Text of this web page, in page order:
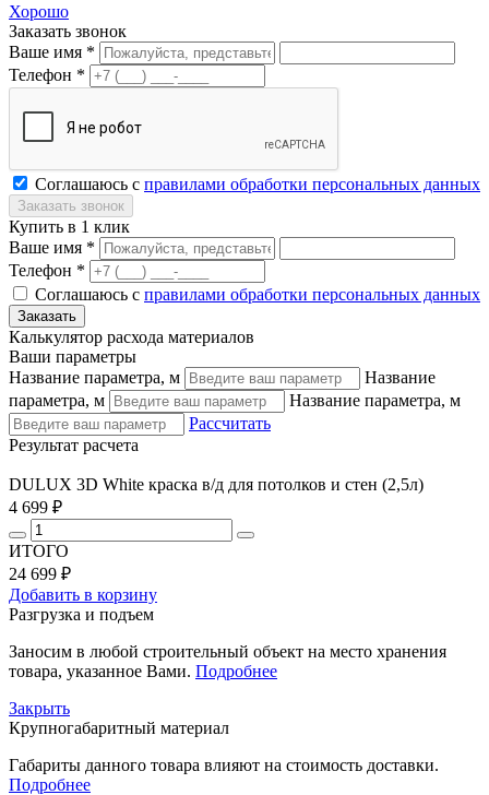
Хорошо
Заказать звонок
Ваше имя *
Телефон *
Соглашаюсь с правилами обработки персональных данных
Купить в 1 клик
Ваше имя *
Телефон *
Соглашаюсь с правилами обработки персональных данных
Калькулятор расхода материалов
Ваши параметры
Название параметра, м
Название
параметра, м
Название параметра, м
Рассчитать
Результат расчета
DULUX 3D White краска в/д для потолков и стен (2,5л)
4 699 ₽
ИТОГО
24 699 ₽
Добавить в корзину
Разгрузка и подъем
Заносим в любой строительный объект на место хранения
товара, указанное Вами. Подробнее
Закрыть
Крупногабаритный материал
Габариты данного товара влияют на стоимость доставки.
Подробнее